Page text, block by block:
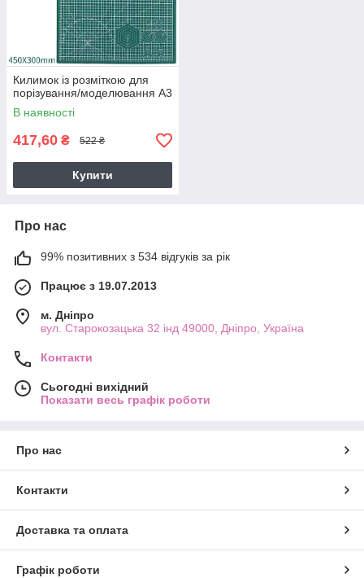
Килимок із розміткою для
порізування/моделювання А3
В наявності
417,60 ₴ 522 ₴
Купити
Про нас
99% позитивних з 534 відгуків за рік
Працює з 19.07.2013
м. Дніпро
вул. Старокозацька 32 інд 49000, Дніпро, Україна
Контакти
Сьогодні вихідний
Показати весь графік роботи
Про нас
Контакти
Доставка та оплата
Графік роботи